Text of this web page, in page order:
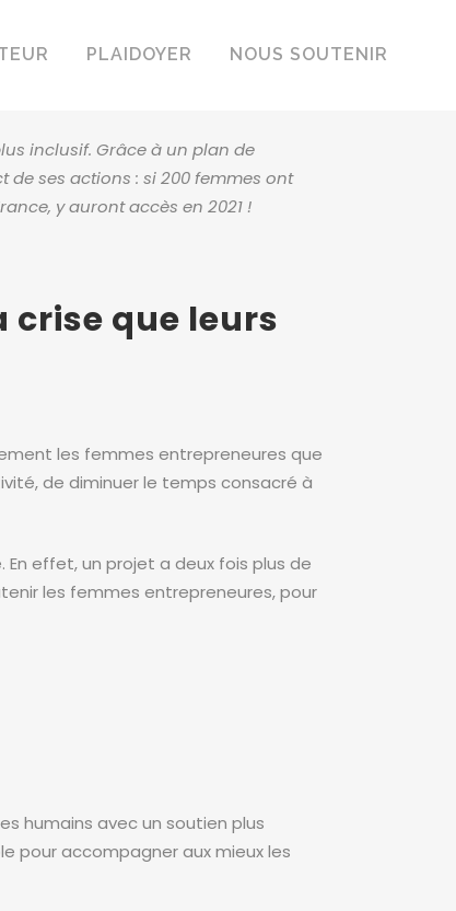
PLAIDOYER NOUS SOUTENIR
inclusif. Grâce à un plan de
ses actions : si 200 femmes ont
y auront accès en 2021 !
crise que leurs
les femmes entrepreneures que
de diminuer le temps consacré à
effet, un projet a deux fois plus de
les femmes entrepreneures, pour
humains avec un soutien plus
pour accompagner aux mieux les